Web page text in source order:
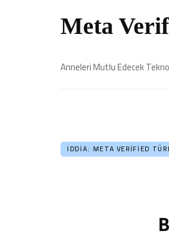
Meta
Anneleri Mutlu Edecek
İDDIA: META VERIFIED